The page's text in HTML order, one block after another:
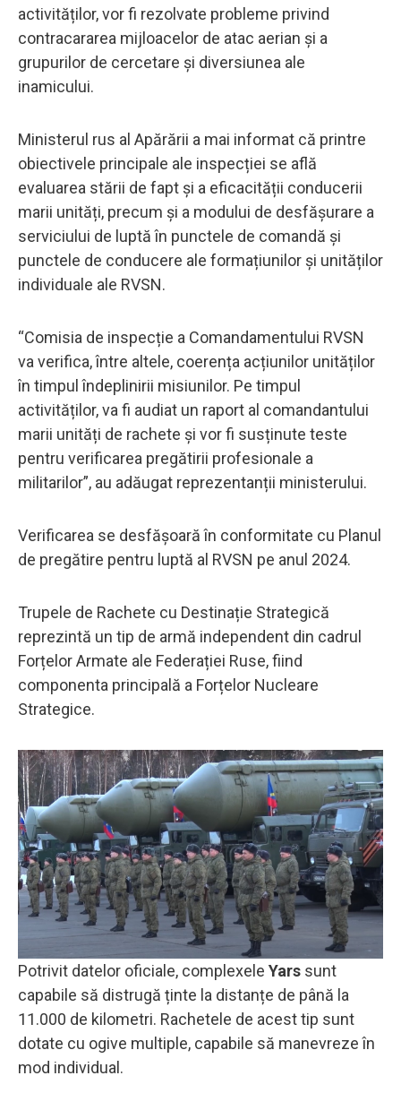
activităților, vor fi rezolvate probleme privind
contracararea mijloacelor de atac aerian și a
grupurilor de cercetare și diversiunea ale
inamicului.
Ministerul rus al Apărării a mai informat că printre
obiectivele principale ale inspecției se află
evaluarea stării de fapt și a eficacității conducerii
marii unități, precum și a modului de desfășurare a
serviciului de luptă în punctele de comandă și
punctele de conducere ale formațiunilor și unităților
individuale ale RVSN.
“Comisia de inspecție a Comandamentului RVSN
va verifica, între altele, coerența acțiunilor unităților
în timpul îndeplinirii misiunilor. Pe timpul
activităților, va fi audiat un raport al comandantului
marii unități de rachete și vor fi susținute teste
pentru verificarea pregătirii profesionale a
militarilor”, au adăugat reprezentanții ministerului.
Verificarea se desfășoară în conformitate cu Planul
de pregătire pentru luptă al RVSN pe anul 2024.
Trupele de Rachete cu Destinație Strategică
reprezintă un tip de armă independent din cadrul
Forțelor Armate ale Federației Ruse, fiind
componenta principală a Forțelor Nucleare
Strategice.
Potrivit datelor oficiale, complexele Yars sunt
capabile să distrugă ținte la distanțe de până la
11.000 de kilometri. Rachetele de acest tip sunt
dotate cu ogive multiple, capabile să manevreze în
mod individual.